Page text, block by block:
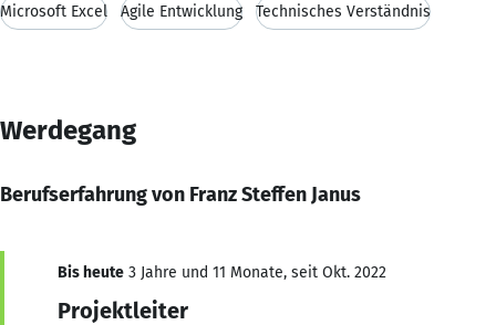
Microsoft Excel Agile Entwicklung Technisches Verständnis
Werdegang
Berufserfahrung von Franz Steffen Janus
Bis heute 3 Jahre und 11 Monate, seit Okt. 2022
Projektleiter